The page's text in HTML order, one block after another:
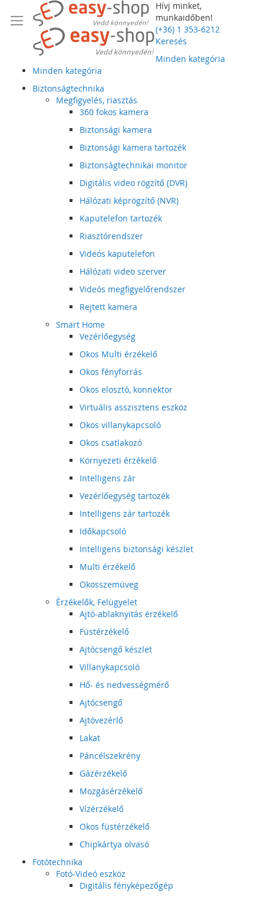
Hívj minket,
munkaidőben!
(+36) 1 353-6212
Keresés
Minden kategória
Minden kategória
Biztonságtechnika
Megfigyelés, riasztás
360 fokos kamera
Biztonsági kamera
Biztonsági kamera tartozék
Biztonságtechnikai monitor
Digitális video rögzítő (DVR)
Hálózati képrögzítő (NVR)
Kaputelefon tartozék
Riasztórendszer
Videós kaputelefon
Hálózati video szerver
Videós megfigyelőrendszer
Rejtett kamera
Smart Home
Vezérlőegység
Okos Multi érzékelő
Okos fényforrás
Okos elosztó, konnektor
Virtuális asszisztens eszköz
Okos villanykapcsoló
Okos csatlakozó
Környezeti érzékelő
Intelligens zár
Vezérlőegység tartozék
Intelligens zár tartozék
Időkapcsoló
Intelligens biztonsági készlet
Multi érzékelő
Okosszemüveg
Érzékelők, Felügyelet
Ajtó-ablaknyitás érzékelő
Füstérzékelő
Ajtócsengő készlet
Villanykapcsoló
Hő- és nedvességmérő
Ajtócsengő
Ajtóvezérlő
Lakat
Páncélszekrény
Gázérzékelő
Mozgásérzékelő
Vízérzékelő
Okos füstérzékelő
Chipkártya olvasó
Fotótechnika
Fotó-Videó eszköz
Digitális fényképezőgép